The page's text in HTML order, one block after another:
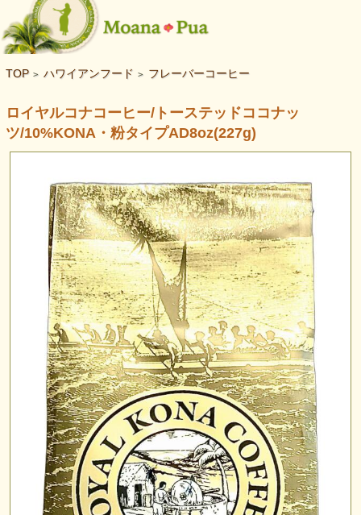
TOP > ハワイアンフード > フレーバーコーヒー
ロイヤルコナコーヒー/トーステッドココナッ
ツ/10%KONA・粉タイプAD8oz(227g)